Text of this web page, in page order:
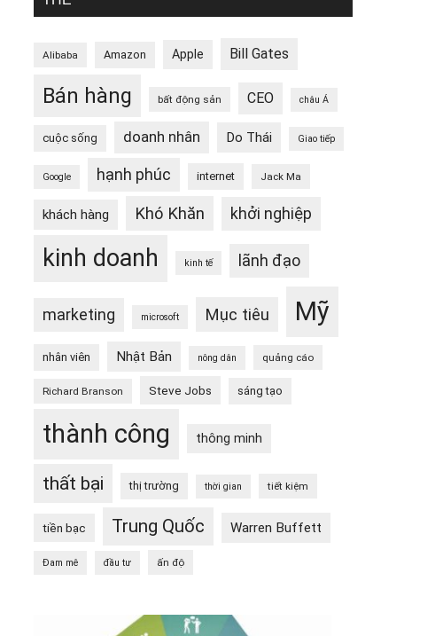
Alibaba Amazon Apple Bill Gates
Bán hàng bất động sản CEO châu Á
cuộc sống doanh nhân Do Thái Giao tiếp
Google hạnh phúc internet Jack Ma
khách hàng Khó Khăn khởi nghiệp
kinh doanh kinh tế lãnh đạo
marketing microsoft Mục tiêu Mỹ
nhân viên Nhật Bản nông dân quảng cáo
Richard Branson Steve Jobs sáng tạo
thành công thông minh
thất bại thị trường thời gian tiết kiệm
tiền bạc Trung Quốc Warren Buffett
Đam mê đầu tư ấn độ